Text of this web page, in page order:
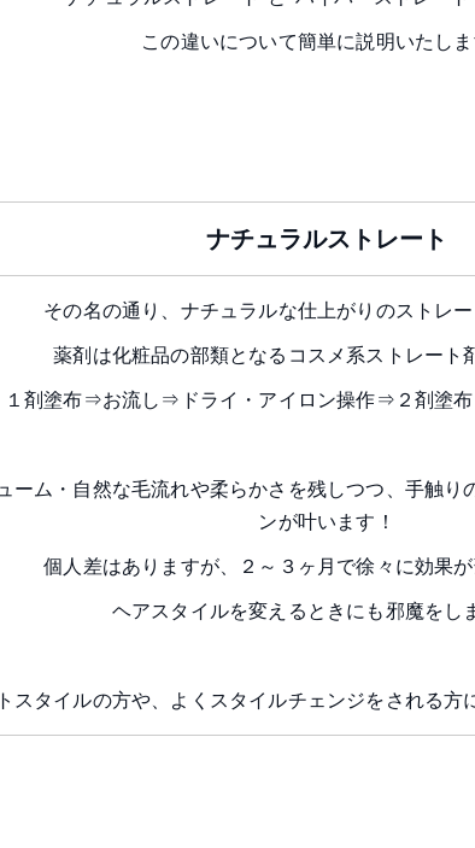
この違いについて簡単に説明いたしま
ナチュラルストレート
その名の通り、ナチュラルな仕上がりのストレー
薬剤は化粧品の部類となるコスメ系ストレート
１剤塗布⇒お流し⇒ドライ・アイロン操作⇒２剤塗布
ーム・自然な毛流れや柔らかさを残しつつ、手触り
ンが叶います！
個人差はありますが、２～３ヶ月で徐々に効果
ヘアスタイルを変えるときにも邪魔をし
スタイルの方や、よくスタイルチェンジをされる